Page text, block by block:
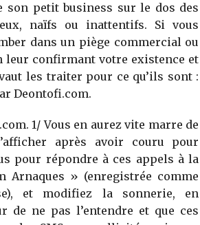
petit business sur le dos des
naïfs ou inattentifs. Si vous
dans un piège commercial ou
leur confirmant votre existence et
les traiter pour ce qu’ils sont :
Deontofi.com.
1/ Vous en aurez vite marre de
après avoir couru pour
pour répondre à ces appels à la
» (enregistrée comme
et modifiez la sonnerie, en
ne pas l’entendre et que ces